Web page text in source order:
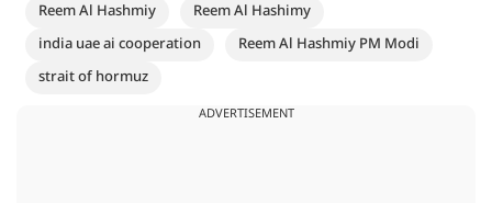
Reem Al Hashmiy
Reem Al Hashimy
india uae ai cooperation
Reem Al Hashmiy PM Modi
strait of hormuz
ADVERTISEMENT